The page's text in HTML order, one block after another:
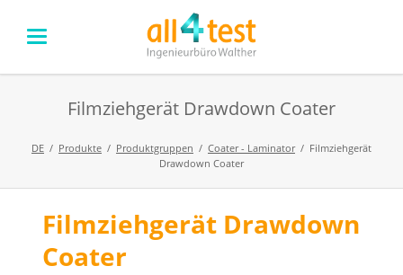
Filmziehgerät Drawdown Coater
DE Produkte Produktgruppen Coater - Laminator
Filmziehgerät
Drawdown Coater
Navigation
überspringen
Filmziehgerät Drawdown
Coater